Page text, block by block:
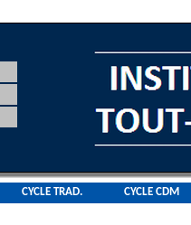
CYCLE TRAD. CYCLE CDM